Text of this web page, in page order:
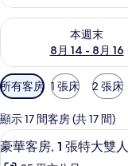
本週末
8月 14 - 8月 16
查看本週末 (8月 14 - 8
可
用
的
客
房
所有客房 1 張床 2 張床
顯示 17 間客房 (共 17 間)
顯
示
4
豪華客房, 1 張特大雙